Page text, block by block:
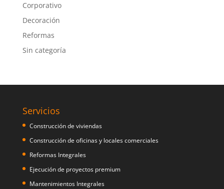
Corporativo
Decoración
Reformas
Sin categoría
Servicios
Construcción de viviendas
Construcción de oficinas y locales comerciales
Reformas Integrales
Ejecución de proyectos premium
Mantenimientos Integrales